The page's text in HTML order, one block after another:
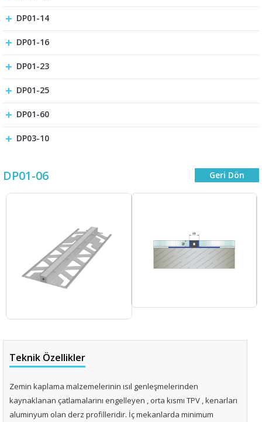
DP01-14
DP01-16
DP01-23
DP01-25
DP01-60
DP03-10
DP01-06 Geri Dön
Teknik Özellikler
Zemin kaplama malzemelerinin ısıl genleşmelerinden
kaynaklanan çatlamalarını engelleyen , orta kısmı TPV , kenarları
aluminyum olan derz profilleridir. İç mekanlarda minimum